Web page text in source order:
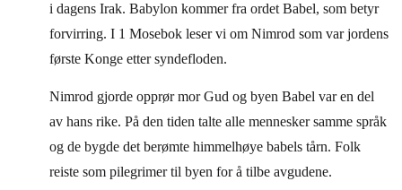
i dagens Irak. Babylon kommer fra ordet Babel, som betyr
forvirring. I 1 Mosebok leser vi om Nimrod som var jordens
første Konge etter syndefloden.
Nimrod gjorde opprør mor Gud og byen Babel var en del
av hans rike. På den tiden talte alle mennesker samme språk
og de bygde det berømte himmelhøye babels tårn. Folk
reiste som pilegrimer til byen for å tilbe avgudene.